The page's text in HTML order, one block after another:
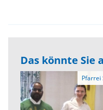
Das könnte Sie